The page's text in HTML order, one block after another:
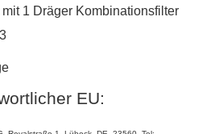
1 Dräger Kombinationsfilter
EU: